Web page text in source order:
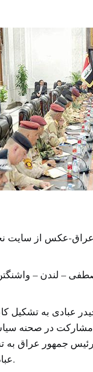
عراق-عکس از
– لندن –
ماموریت حیدر عبادی به
در صحنه
جمهور عراق به
عبادی را قانونی خواند.